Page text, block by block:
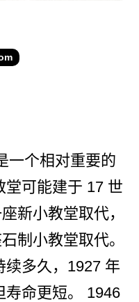
一个相对重要的
可能建于 17 世
新小教堂取代，
制小教堂取代。
续多久，1927 年
寿命更短。 1946